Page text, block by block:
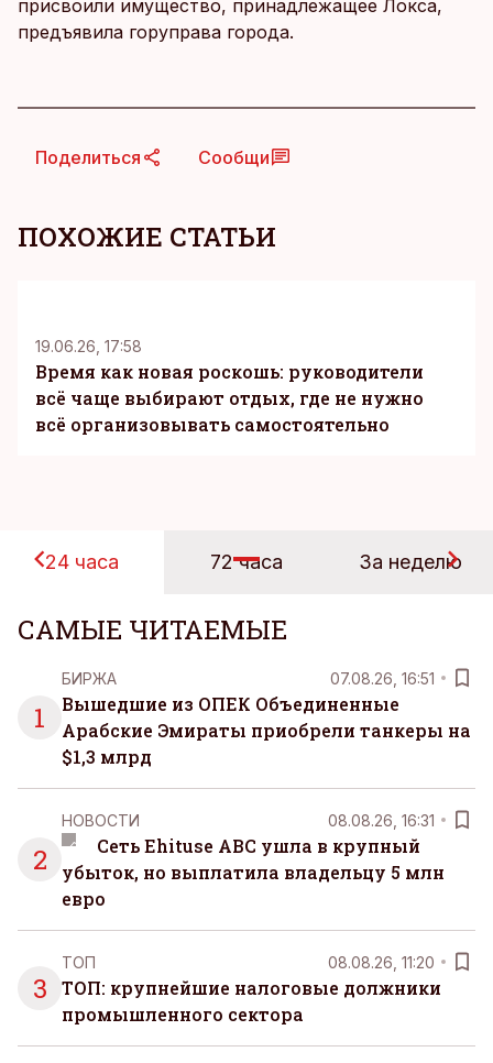
присвоили имущество, принадлежащее Локса,
предъявила горуправа города.
Поделиться Сообщи
ПОХОЖИЕ СТАТЬИ
19.06.26, 17:58
Время как новая роскошь: руководители
всё чаще выбирают отдых, где не нужно
всё организовывать самостоятельно
24 часа 72 часа За неделю
САМЫЕ ЧИТАЕМЫЕ
1
БИРЖА 07.08.26, 16:51
Вышедшие из ОПЕК Объединенные
Арабские Эмираты приобрели танкеры на
$1,3 млрд
2
НОВОСТИ 08.08.26, 16:31
Сеть Ehituse ABC ушла в крупный
убыток, но выплатила владельцу 5 млн
евро
3
ТОП 08.08.26, 11:20
ТОП: крупнейшие налоговые должники
промышленного сектора